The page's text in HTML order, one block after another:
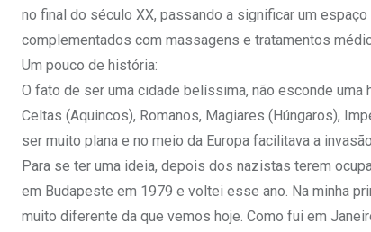
no final do século XX, passando a significar um
complementados com massagens e tratamentos
Um pouco de história:
O fato de ser uma cidade belíssima, não esconde
Celtas (Aquincos), Romanos, Magiares (Húngaros),
ser muito plana e no meio da Europa facilitava a
Para se ter uma ideia, depois dos nazistas terem
em Budapeste em 1979 e voltei esse ano. Na minha
muito diferente da que vemos hoje. Como fui em